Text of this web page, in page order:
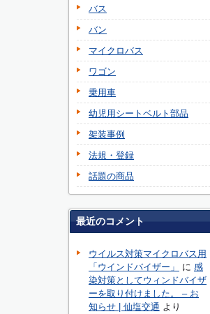
バス
バン
マイクロバス
ワゴン
乗用車
幼児用シートベルト部品
架装事例
法規・登録
話題の商品
最近のコメント
ウイルス対策マイクロバス用
「ウインドバイザー」
に 感
染対策としてウィンドバイザ
ーを取り付けました。 – お
知らせ | 仙塩交通 より